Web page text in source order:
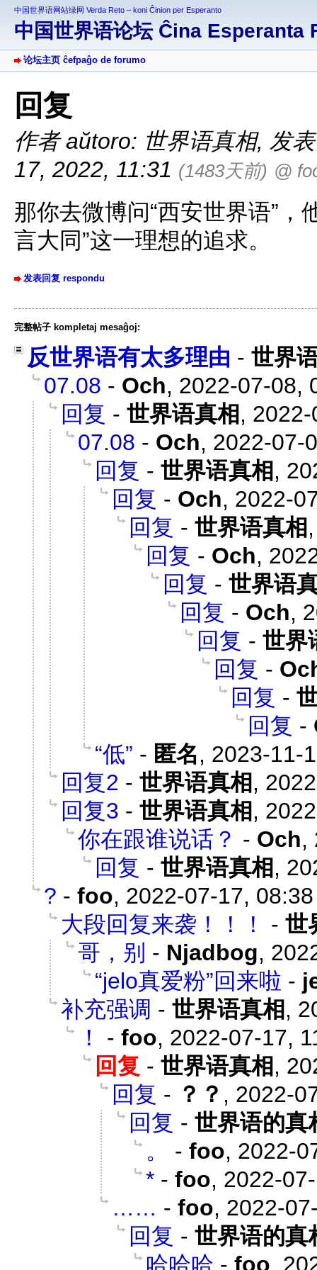
中国世界语网站绿网 Verda Reto – koni Ĉinion per Esperanto
中国世界语论坛 Ĉina Esperanta
论坛主页 ĉefpaĝo de forumo
回复
作者 aŭtoro: 世界语真相, 发
17, 2022, 11:31 (1483天前) @
那你去微博问“西安世界语”，
言大同”这一理想的追求。
发表回复 respondu
完整帖子 kompletaj mesaĝoj:
反世界语有太多理由 - 世界
07.08 - Och, 2022-07-08,
回复 - 世界语真相 ,
07.08 - Och, 2022-07-
回复 - 世界语真相 ,
回复 - Och, 2022-
回复 - 世界语真相
回复 - Och,
回复 - 世界语
回复 - Och,
回复 - 世界
回复 -
回复 -
回复 -
“低” - 匿名, 2023-11-
回复2 - 世界语真相 ,
回复3 - 世界语真相 ,
你在跟谁说话？ - Och,
回复 - 世界语真相 ,
? - foo, 2022-07-17, 08:38
大段回复来袭！！！
- 世
哥，别 - Njadbog,
“jelo真爱粉”回来啦 -
补充强调 - 世界语真相 ,
！
- foo, 2022-07-17,
回复 - 世界语真相 ,
回复 - ？？ , 2022-
回复 - 世界语的真
。
- foo, 2022-
* - foo, 2022-
…… - foo, 2022-
回复 - 世界语的真
哈哈哈 - foo